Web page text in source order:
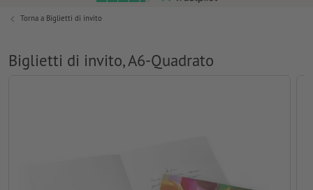
Torna a Biglietti di invito
Biglietti di invito, A6-Quadrato